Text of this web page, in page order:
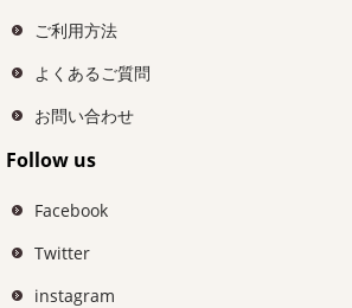
ご利用方法
よくあるご質問
お問い合わせ
Follow us
Facebook
Twitter
instagram